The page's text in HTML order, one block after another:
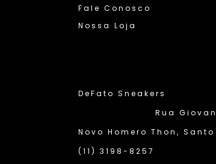
Fale Conosco
Nossa Loja
DeFato Sneakers
Rua
Novo Homero Thon,
(11) 3198-8257